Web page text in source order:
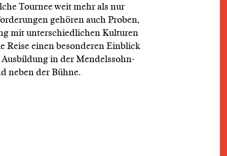
Tournee weit mehr als nur
gehören auch Proben,
mit unterschiedlichen Kulturen
Reise einen besonderen Einblick
in der Mendelssohn-
neben der Bühne.